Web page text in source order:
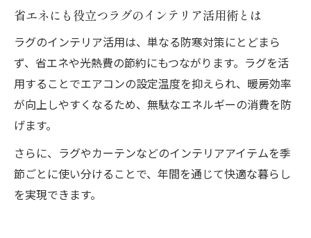
省エネにも役立つラグのインテリア活用術とは
ラグのインテリア活用は、単なる防寒対策にとどまら
ず、省エネや光熱費の節約にもつながります。ラグを活
用することでエアコンの設定温度を抑えられ、暖房効率
が向上しやすくなるため、無駄なエネルギーの消費を防
げます。
さらに、ラグやカーテンなどのインテリアアイテムを季
節ごとに使い分けることで、年間を通じて快適な暮らし
を実現できます。